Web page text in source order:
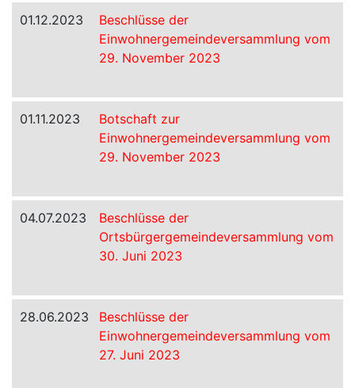
01.12.2023
Beschlüsse der
Einwohnergemeindeversammlung vom
29. November 2023
01.11.2023
Botschaft zur
Einwohnergemeindeversammlung vom
29. November 2023
04.07.2023
Beschlüsse der
Ortsbürgergemeindeversammlung vom
30. Juni 2023
28.06.2023
Beschlüsse der
Einwohnergemeindeversammlung vom
27. Juni 2023